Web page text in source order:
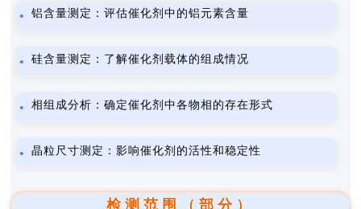
铝含量测定：评估催化剂中的铝元素含量
硅含量测定：了解催化剂载体的组成情况
相组成分析：确定催化剂中各物相的存在形式
晶粒尺寸测定：影响催化剂的活性和稳定性
检测范围（部分）